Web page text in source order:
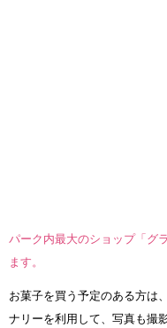
パーク内最大のショップ「グ
ます。
お菓子を買う予定のある方は
ナリーを利用して、写真も撮